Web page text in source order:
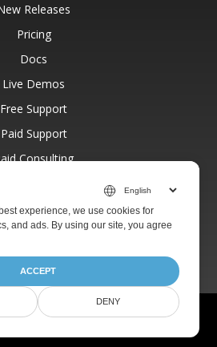
Releases
Pricing
Docs
Live Demos
Free Support
Paid Support
Consulting
Websites
About
2001-2026.
experience, we use cookies for
and ads. By using our site, you agree
ACCEPT
DENY